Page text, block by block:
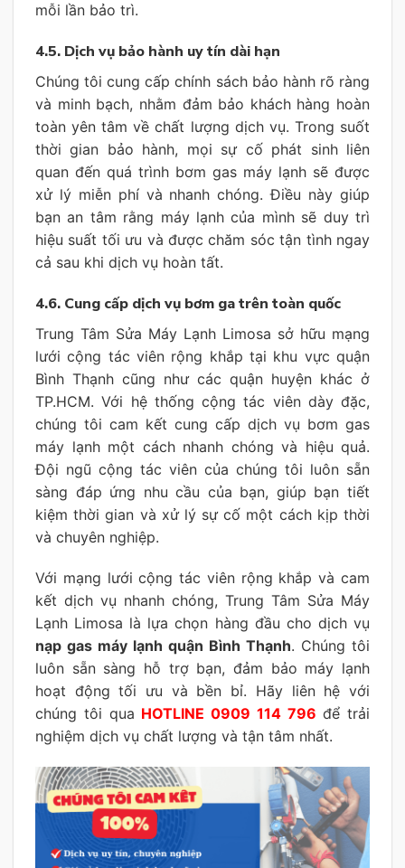
mỗi lần bảo trì.
4.5. Dịch vụ bảo hành uy tín dài hạn
Chúng tôi cung cấp chính sách bảo hành rõ ràng
và minh bạch, nhằm đảm bảo khách hàng hoàn
toàn yên tâm về chất lượng dịch vụ. Trong suốt
thời gian bảo hành, mọi sự cố phát sinh liên
quan đến quá trình bơm gas máy lạnh sẽ được
xử lý miễn phí và nhanh chóng. Điều này giúp
bạn an tâm rằng máy lạnh của mình sẽ duy trì
hiệu suất tối ưu và được chăm sóc tận tình ngay
cả sau khi dịch vụ hoàn tất.
4.6. Cung cấp dịch vụ bơm ga trên toàn quốc
Trung Tâm Sửa Máy Lạnh Limosa sở hữu mạng
lưới cộng tác viên rộng khắp tại khu vực quận
Bình Thạnh cũng như các quận huyện khác ở
TP.HCM. Với hệ thống cộng tác viên dày đặc,
chúng tôi cam kết cung cấp dịch vụ bơm gas
máy lạnh một cách nhanh chóng và hiệu quả.
Đội ngũ cộng tác viên của chúng tôi luôn sẵn
sàng đáp ứng nhu cầu của bạn, giúp bạn tiết
kiệm thời gian và xử lý sự cố một cách kịp thời
và chuyên nghiệp.
Với mạng lưới cộng tác viên rộng khắp và cam
kết dịch vụ nhanh chóng, Trung Tâm Sửa Máy
Lạnh Limosa là lựa chọn hàng đầu cho dịch vụ
nạp gas máy lạnh quận Bình Thạnh. Chúng tôi
luôn sẵn sàng hỗ trợ bạn, đảm bảo máy lạnh
hoạt động tối ưu và bền bỉ. Hãy liên hệ với
chúng tôi qua HOTLINE 0909 114 796 để trải
nghiệm dịch vụ chất lượng và tận tâm nhất.